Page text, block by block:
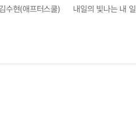
수현(애프터스쿨) 내일의 빛나는 내 일